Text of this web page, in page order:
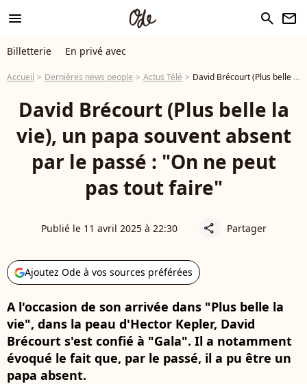
menu search newsletter
Billetterie En privé avec
Accueil Dernières news people Actus Télé David Brécourt (Plus belle la vie), un papa souvent absent par le passé : "On ne peut pas tout faire"
David Brécourt (Plus belle la
vie), un papa souvent absent
par le passé : "On ne peut
pas tout faire"
Publié le 11 avril 2025 à 22:30 share Partager
Ajoutez Ode à vos sources préférées
A l'occasion de son arrivée dans "Plus belle la
vie", dans la peau d'Hector Kepler, David
Brécourt s'est confié à "Gala". Il a notamment
évoqué le fait que, par le passé, il a pu être un
papa absent.